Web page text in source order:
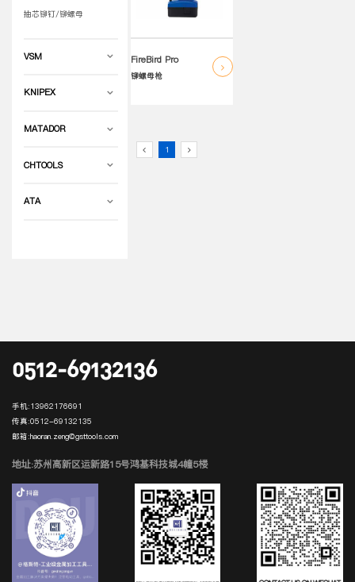
抽芯铆钉/铆螺母
VSM
KNIPEX
MATADOR
CHTOOLS
ATA
FireBird Pro
铆螺母枪
1
0512-69132136
手机:13962176691
传真:0512-69132135
邮箱:haoran.zeng@gsttools.com
地址:苏州高新区运新路15号鸿基科技城4幢5楼